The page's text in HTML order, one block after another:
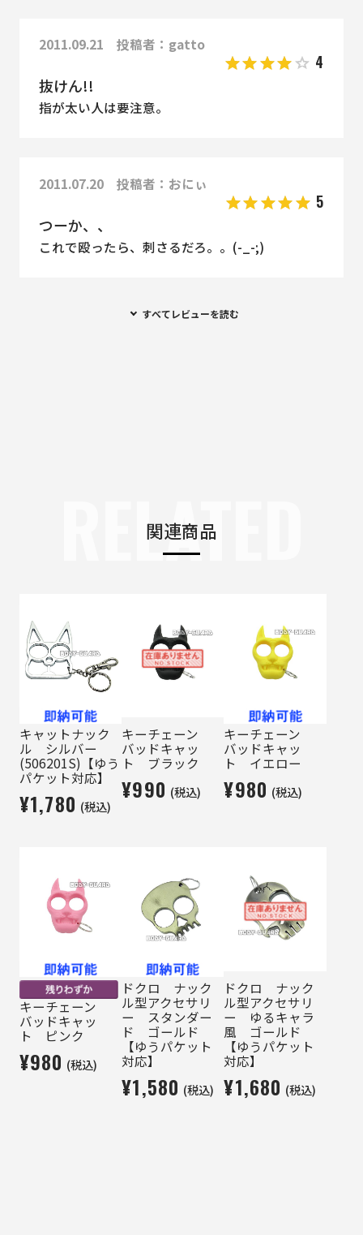
2011.09.21 投稿者：gatto
4
抜けん!!
指が太い人は要注意。
2011.07.20 投稿者：おにぃ
5
つーか、、
これで殴ったら、刺さるだろ。。(-_-;)
すべてレビューを読む
関連商品
RELATED
キャットナック
ル シルバー
(506201S)【ゆう
パケット対応】
¥1,780 (税込)
キーチェーン
バッドキャッ
ト ブラック
¥990 (税込)
キーチェーン
バッドキャッ
ト イエロー
¥980 (税込)
キーチェーン
バッドキャッ
ト ピンク
¥980 (税込)
ドクロ ナック
ル型アクセサリ
ー スタンダー
ド ゴールド
【ゆうパケット
対応】
¥1,580 (税込)
ドクロ ナック
ル型アクセサリ
ー ゆるキャラ
風 ゴールド
【ゆうパケット
対応】
¥1,680 (税込)